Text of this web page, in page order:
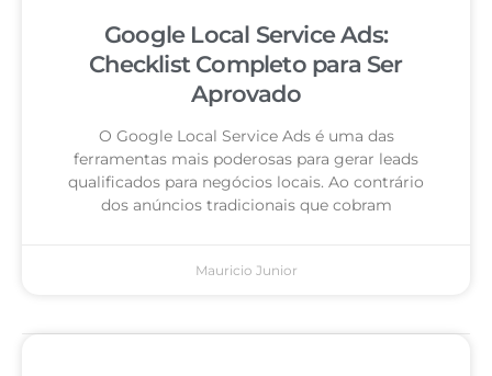
Google Local Service Ads:
Checklist Completo para Ser
Aprovado
O Google Local Service Ads é uma das
ferramentas mais poderosas para gerar leads
qualificados para negócios locais. Ao contrário
dos anúncios tradicionais que cobram
Mauricio Junior